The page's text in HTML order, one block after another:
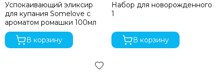
Успокаивающий эликсир
для купания Somelove с
ароматом ромашки 100мл
В корзину
Набор для новорожденного
1
В корзину